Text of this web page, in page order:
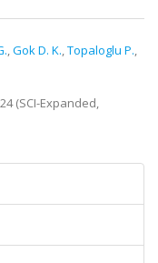
,Gok D. K.,Topaloglu P.,
(SCI-Expanded,